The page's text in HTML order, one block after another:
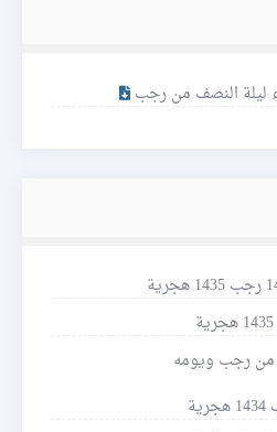
ليلة النصف من رجب
من رجب ويومه